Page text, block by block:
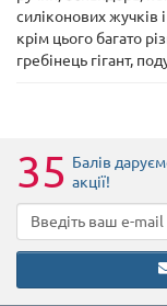
силіконових жучків
крім цього багато
гребінець гігант,
35 Балів
акції!